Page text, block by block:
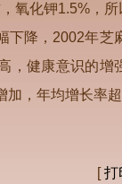
氧化钾1.5%，所
下降，2002年芝
，健康意识的
，年均增长率
[打